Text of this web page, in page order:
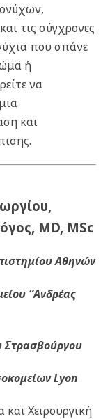
τις σύγχρονες
που σπάνε
ή
να
και
MD, MSc
Αθηνών
“Ανδρέας
Στρασβούργου
Lyon
Χειρουργική